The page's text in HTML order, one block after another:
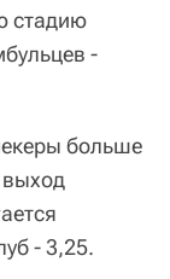
стадию
-
больше
выход
- 3,25.